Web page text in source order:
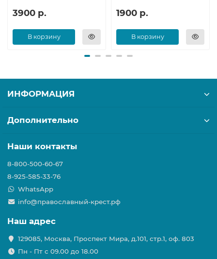
3900 р.
В корзину
1900 р.
В корзину
ИНФОРМАЦИЯ
Дополнительно
Наши контакты
8-800-500-60-67
8-925-585-33-76
WhatsApp
info@православный-крест.рф
Наш адрес
129085, Москва, Проспект Мира, д.101, стр.1, оф. 803
Пн - Пт с 09.00 до 18.00